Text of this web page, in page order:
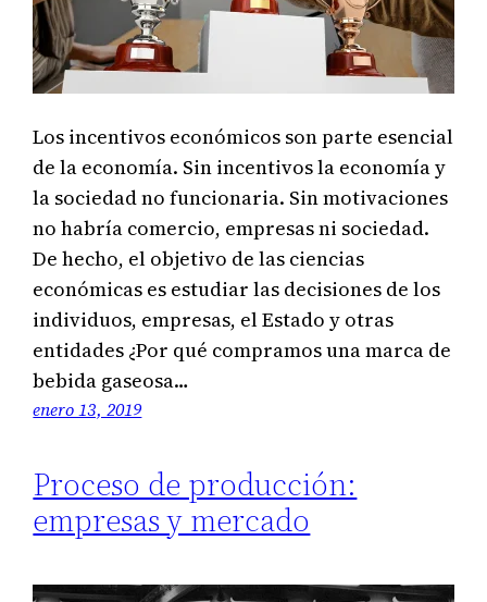
Los incentivos económicos son parte esencial
de la economía. Sin incentivos la economía y
la sociedad no funcionaria. Sin motivaciones
no habría comercio, empresas ni sociedad.
De hecho, el objetivo de las ciencias
económicas es estudiar las decisiones de los
individuos, empresas, el Estado y otras
entidades ¿Por qué compramos una marca de
bebida gaseosa…
enero 13, 2019
Proceso de producción:
empresas y mercado